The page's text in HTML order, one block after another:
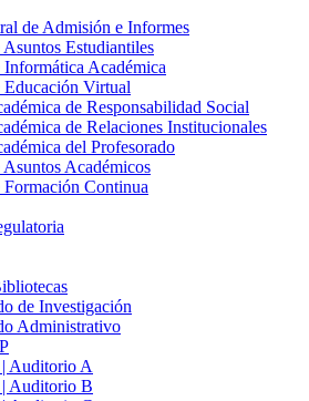
de Admisión e Informes
Estudiantiles
Académica
Virtual
de Responsabilidad Social
de Relaciones Institucionales
del Profesorado
Académicos
Continua
de Investigación
Administrativo
Auditorio A
Auditorio B